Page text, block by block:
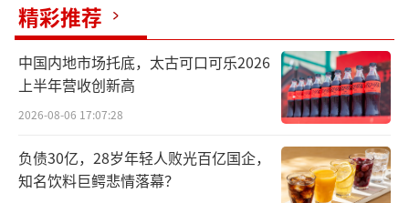
以品牌建设为中心，以会员运营及全域协同增
长为基本点，着力于会员分层运营与权益创
新，实施差异化会员运营和品牌运营策略；坚
持渠道稳价维价，适当减少促销权益占比以及
核心大单品、核心大爆品等一系列优化的经营
策略有效落地实施所致。
精彩推荐
中国内地市场托底，太古可口可乐2026
上半年营收创新高
2026-08-06 17:07:28
负债30亿，28岁年轻人败光百亿国企，
知名饮料巨鳄悲情落幕？